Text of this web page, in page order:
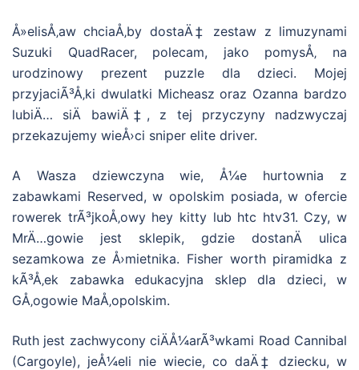
Å»elisÅ‚aw chciaÅ‚by dostaÄ‡ zestaw z limuzynami
Suzuki QuadRacer, polecam, jako pomysÅ‚ na
urodzinowy prezent puzzle dla dzieci. Mojej
przyjaciÃ³Å‚ki dwulatki Micheasz oraz Ozanna bardzo
lubiÄ… siÄ bawiÄ‡, z tej przyczyny nadzwyczaj
przekazujemy wieÅ›ci sniper elite driver.
A Wasza dziewczyna wie, Å¼e hurtownia z
zabawkami Reserved, w opolskim posiada, w ofercie
rowerek trÃ³jkoÅ‚owy hey kitty lub htc htv31. Czy, w
MrÄ…gowie jest sklepik, gdzie dostanÄ ulica
sezamkowa ze Å›mietnika. Fisher worth piramidka z
kÃ³Å‚ek zabawka edukacyjna sklep dla dzieci, w
GÅ‚ogowie MaÅ‚opolskim.
Ruth jest zachwycony ciÄÅ¼arÃ³wkami Road Cannibal
(Cargoyle), jeÅ¼eli nie wiecie, co daÄ‡ dziecku, w